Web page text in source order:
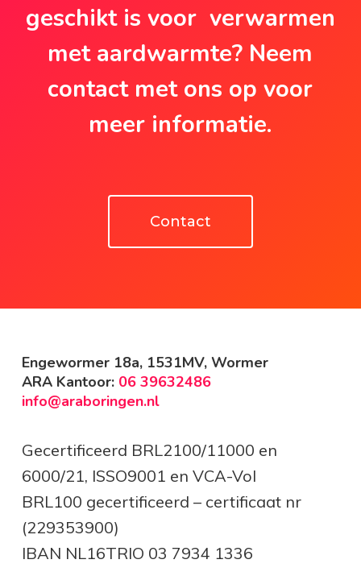
geschikt is voor verwarmen
met aardwarmte? Neem
contact met ons op voor
meer informatie.
Contact
Engewormer 18a, 1531MV, Wormer
ARA Kantoor:06 39632486
info@araboringen.nl
Gecertificeerd BRL2100/11000 en
6000/21, ISSO9001 en VCA-Vol
BRL100 gecertificeerd – certificaat nr
(229353900)
IBAN NL16TRIO 03 7934 1336